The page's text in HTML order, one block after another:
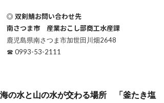
◎ 双剣鯖お問い合わせ先
南さつま市 産業おこし部商工水産課
鹿児島県南さつま市加世田川畑2648
☎ 0993-53-2111
海の水と山の水が交わる場所 「釜たき塩